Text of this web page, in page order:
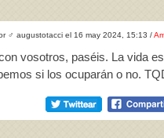
♂ augustotacci el 16 may 2024, 15:13 /
vosotros, paséis. La vida es
si los ocuparán o no.